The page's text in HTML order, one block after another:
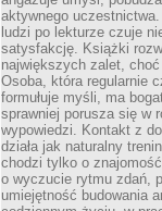
aktywnego uczestnictwa.
ludzi po lekturze czuje
satysfakcję. Książki
największych zalet,
Osoba, która regularnie
formułuje myśli, ma
sprawniej porusza się w
wypowiedzi. Kontakt z
działa jak naturalny
chodzi tylko o
o wyczucie rytmu zdań,
umiejętność budowania